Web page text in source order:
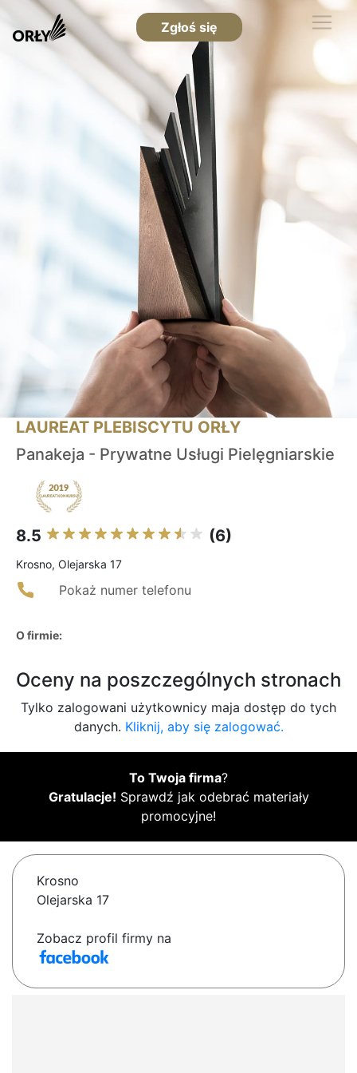
Zgłoś się
LAUREAT PLEBISCYTU ORŁY
Panakeja - Prywatne Usługi Pielęgniarskie
8.5 (6)
Krosno, Olejarska 17
Pokaż numer telefonu
O firmie:
Oceny na poszczególnych stronach
Tylko zalogowani użytkownicy maja dostęp do tych
danych. Kliknij, aby się zalogować.
To Twoja firma?
Gratulacje! Sprawdź jak odebrać materiały
promocyjne!
Krosno
Olejarska 17
Zobacz profil firmy na